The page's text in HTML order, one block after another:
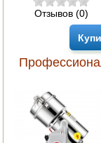
Отзывов (0)